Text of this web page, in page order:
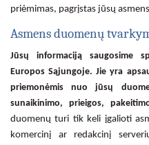
priėmimas, pagrįstas jūsų
Asmens duomenų
Jūsų informaciją saugosime
Europos Sąjungoje. Jie yra
priemonėmis nuo jūsų
sunaikinimo, prieigos,
duomenų turi tik keli įgalioti
komercinį ar redakcinį